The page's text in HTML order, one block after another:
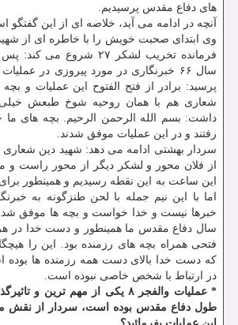
های دفاع مقدس پرسیدیم.
آنچه در ادامه می آید، خلاصه ای از این گفتگو
وی ابتدای صحبت خویش را با خاطره ای از
فرمانده تخریب لشکر ۲۷ شروع
سال ۶۶ خبرنگاری در مورد پیروزی در
پرسید: برادر از فتح الفتوح این عملیات و بچه
شعاری هم با همان روحیه شوخ طبعش خیلی
داشت: بسم الله الرحمن الرحیم. بچه های ما
رفتند و در این عملیات موفق شدند.
سردار بهشتی ادامه می دهد: شهید دین شعاری
از فلان محور و لشکر دیگر از محور راست و
این ساعت به این نقطه رسیدیم و همینطور
اما با این نیم جمله با لحن طنزگونه به
خبرها نیست و خدا خواست و بچه ها موفق
سال دفاع مقدس ما همینطور و دست خدا در
فتحی همراه بچه های رزمنده بود. این را
که دست خدا بالای دست همه رزمنده ها
در ارتباط با شخص خاصی نبوده است.
* عملیات والفجر ۸ یکی از مهم ترین و